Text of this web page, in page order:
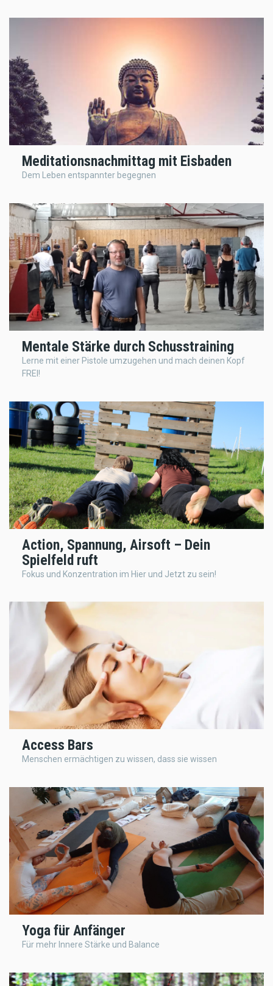
Meditationsnachmittag mit Eisbaden
Dem Leben entspannter begegnen
Mentale Stärke durch Schusstraining
Lerne mit einer Pistole umzugehen und mach deinen Kopf
FREI!
Action, Spannung, Airsoft – Dein
Spielfeld ruft
Fokus und Konzentration im Hier und Jetzt zu sein!
Access Bars
Menschen ermächtigen zu wissen, dass sie wissen
Yoga für Anfänger
Für mehr Innere Stärke und Balance